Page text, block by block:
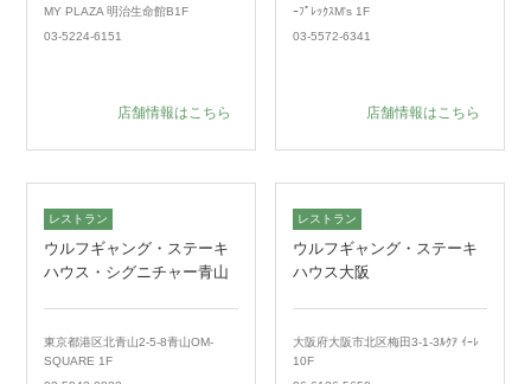
MY PLAZA 明治生命館B1F
03-5224-6151
店舗情報はこちら
ｰﾌﾟﾚｯｸｽM's 1F
03-5572-6341
店舗情報はこちら
レストラン
ウルフギャング・ステーキ
ハウス・シグニチャー青山
東京都港区北青山2-5-8青山OM-
SQUARE 1F
レストラン
ウルフギャング・ステーキ
ハウス大阪
大阪府大阪市北区梅田3-1-3ﾙｸｱ ｲｰﾚ
10F